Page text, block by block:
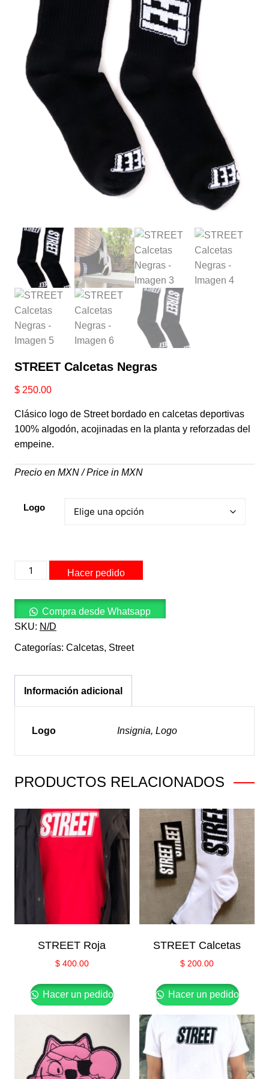
STREET Calcetas Negras
$250.00
Clásico logo de Street bordado en calcetas deportivas
100% algodón, acojinadas en la planta y reforzadas del
empeine.
Precio en MXN / Price in MXN
Logo
STREET
Calcetas
cantidad
Hacer pedido
Compra desde Whatsapp
SKU: N/D
Categorías: Calcetas, Street
Información adicional
Logo Insignia, Logo
PRODUCTOS RELACIONADOS
STREET Roja
$400.00
Hacer un pedido
STREET Calcetas
$ 200.00
Hacer un pedido